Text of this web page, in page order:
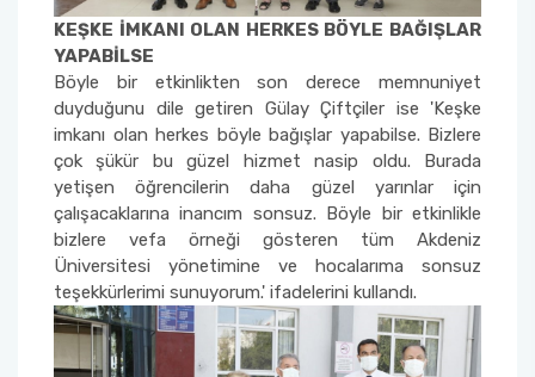
KEŞKE İMKANI OLAN HERKES BÖYLE BAĞIŞLAR
YAPABİLSE
Böyle bir etkinlikten son derece memnuniyet
duyduğunu dile getiren Gülay Çiftçiler ise 'Keşke
imkanı olan herkes böyle bağışlar yapabilse. Bizlere
çok şükür bu güzel hizmet nasip oldu. Burada
yetişen öğrencilerin daha güzel yarınlar için
çalışacaklarına inancım sonsuz. Böyle bir etkinlikle
bizlere vefa örneği gösteren tüm Akdeniz
Üniversitesi yönetimine ve hocalarıma sonsuz
teşekkürlerimi sunuyorum.' ifadelerini kullandı.
Su Ürünleri Fakültesi
Tıp Fakültesi
Turizm Fakültesi
Uygulamalı Bilimler Fakültesi
Ziraat Fakültesi